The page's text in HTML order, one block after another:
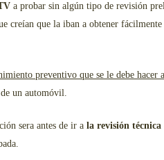
a probar sin algún tipo de revisión
creían que la iban a obtener
preventivo que se le debe hacer
un automóvil.
sera antes de ir a la revisión técnica